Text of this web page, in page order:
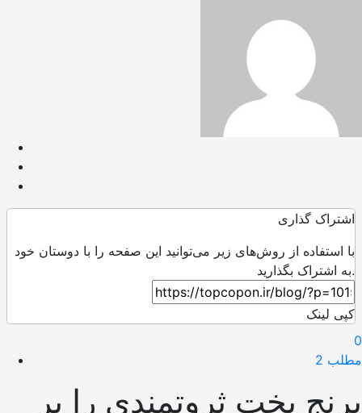
اشتراک گذاری
با استفاده از روش‌های زیر می‌توانید این صفحه را با دوستان خود
به اشتراک بگذارید.
کپی لینک
0
مطلب 2
برنج بخت ثروتمندی را بر